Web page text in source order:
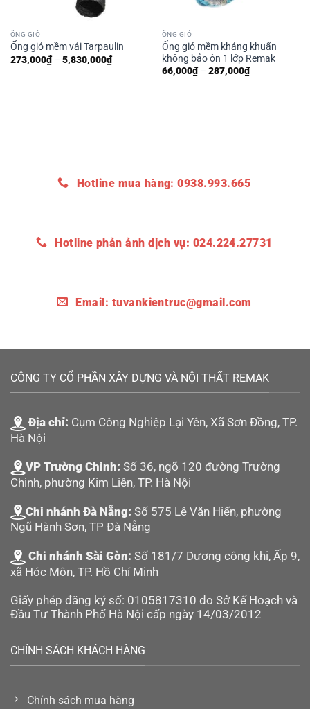
ỐNG GIÓ
Ống gió mềm vải Tarpaulin
273,000₫ – 5,830,000₫Khoảng
giá:
ỐNG GIÓ
Ống gió mềm kháng khuẩn
không bảo ôn 1 lớp Remak
66,000₫ – 287,000₫Khoảng
giá:
Hotline mua hàng: 0938.993.665
Hotline phản ảnh dịch vụ: 024.224.27731
Email: tuvankientruc@gmail.com
CÔNG TY CỔ PHẦN XÂY DỰNG VÀ NỘI THẤT REMAK
Địa chỉ: Cụm Công Nghiệp Lại Yên, Xã Sơn Đồng, TP.
Hà Nội
VP Trường Chinh: Số 36, ngõ 120 đường Trường
Chinh, phường Kim Liên, TP. Hà Nội
Chi nhánh Đà Nẵng: Số 575 Lê Văn Hiến, phường
Ngũ Hành Sơn, TP Đà Nẵng
Chi nhánh Sài Gòn: Số 181/7 Dương công khi, Ấp 9,
xã Hóc Môn, TP. Hồ Chí Minh
Giấy phép đăng ký số: 0105817310 do Sở Kế Hoạch và
Đầu Tư Thành Phố Hà Nội cấp ngày 14/03/2012
CHÍNH SÁCH KHÁCH HÀNG
Chính sách mua hàng